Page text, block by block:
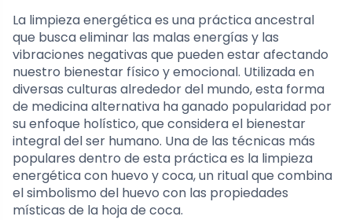
La limpieza energética es una práctica ancestral
que busca eliminar las malas energías y las
vibraciones negativas que pueden estar afectando
nuestro bienestar físico y emocional. Utilizada en
diversas culturas alrededor del mundo, esta forma
de medicina alternativa ha ganado popularidad por
su enfoque holístico, que considera el bienestar
integral del ser humano. Una de las técnicas más
populares dentro de esta práctica es la limpieza
energética con huevo y coca, un ritual que combina
el simbolismo del huevo con las propiedades
místicas de la hoja de coca.